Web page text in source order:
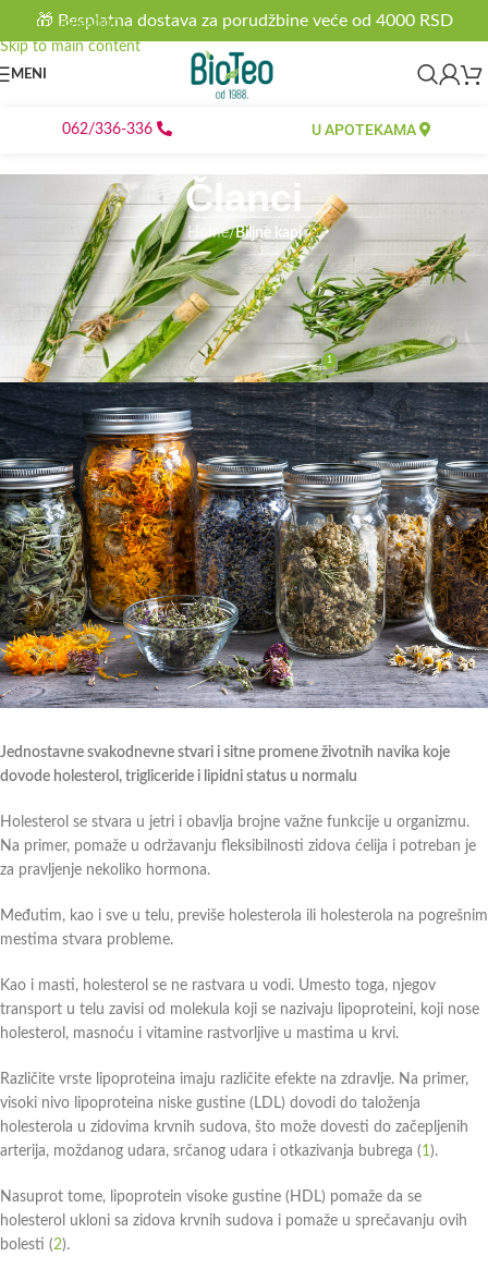
Skip to navigation
Skip to main content
🎁 Besplatna dostava za porudžbine veće od 4000 RSD
MENI
062/336-336 U APOTEKAMA
Članci
Home/Biljne kapi
BILJNE KAPI
Prirodno rešenje za povišeni
holesterol i trigliceride
bioteo On 06.01.2019.
1
Jednostavne svakodnevne stvari i sitne promene životnih navika koje
dovode holesterol, trigliceride i lipidni status u normalu
Holesterol se stvara u jetri i obavlja brojne važne funkcije u organizmu.
Na primer, pomaže u održavanju fleksibilnosti zidova ćelija i potreban je
za pravljenje nekoliko hormona.
Međutim, kao i sve u telu, previše holesterola ili holesterola na pogrešnim
mestima stvara probleme.
Kao i masti, holesterol se ne rastvara u vodi. Umesto toga, njegov
transport u telu zavisi od molekula koji se nazivaju lipoproteini, koji nose
holesterol, masnoću i vitamine rastvorljive u mastima u krvi.
Različite vrste lipoproteina imaju različite efekte na zdravlje. Na primer,
visoki nivo lipoproteina niske gustine (LDL) dovodi do taloženja
holesterola u zidovima krvnih sudova, što može dovesti do začepljenih
arterija, moždanog udara, srčanog udara i otkazivanja bubrega (1 ).
Nasuprot tome, lipoprotein visoke gustine (HDL) pomaže da se
holesterol ukloni sa zidova krvnih sudova i pomaže u sprečavanju ovih
bolesti (2).